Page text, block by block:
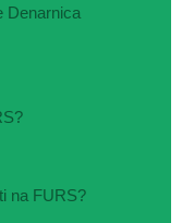
Denarnica
na FURS?